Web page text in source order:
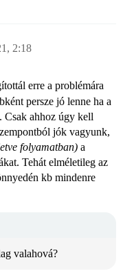
2:18
erre a problémára
persze jó lenne ha a
Csak ahhoz úgy kell
jók vagyunk,
folyamatban) a
Tehát elméletileg az
kb mindenre
valahová?